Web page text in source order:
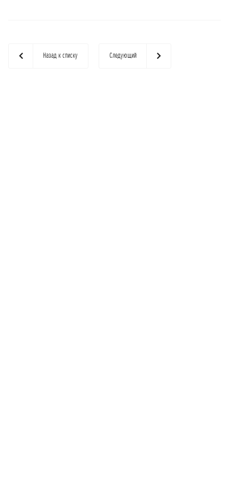
Назад к списку Следующий